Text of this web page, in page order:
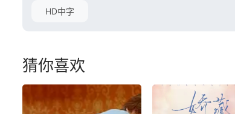
HD中字
猜你喜欢